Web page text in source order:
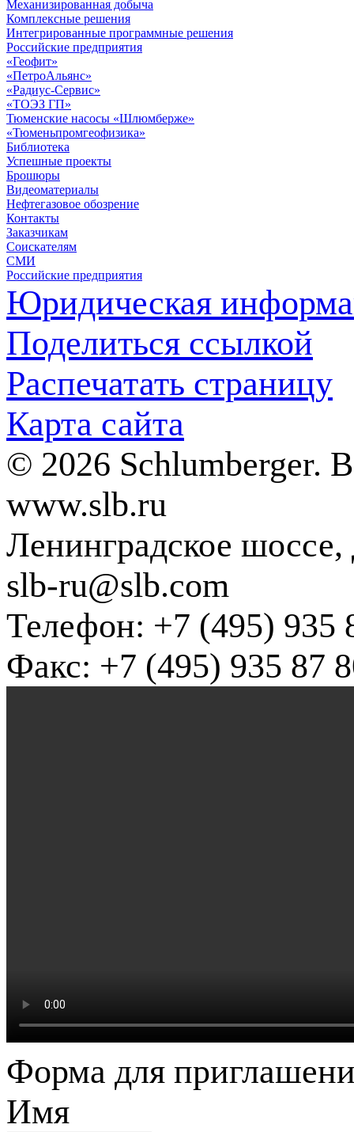
Механизированная добыча
Комплексные решения
Интегрированные программные решения
Российские предприятия
«Геофит»
«ПетроАльянс»
«Радиус-Сервис»
«ТОЭЗ ГП»
Тюменские насосы «Шлюмберже»
«Тюменьпромгеофизика»
Библиотека
Успешные проекты
Брошюры
Видеоматериалы
Нефтегазовое обозрение
Контакты
Заказчикам
Соискателям
СМИ
Российские предприятия
Юридическая
Поделиться ссылкой
Распечатать страницу
Карта сайта
© 2026 Schlumberger.
www.slb.ru
Ленинградское
slb-ru@slb.com
Телефон: +7 (495) 935
Факс: +7 (495) 935 87
Форма для
Имя